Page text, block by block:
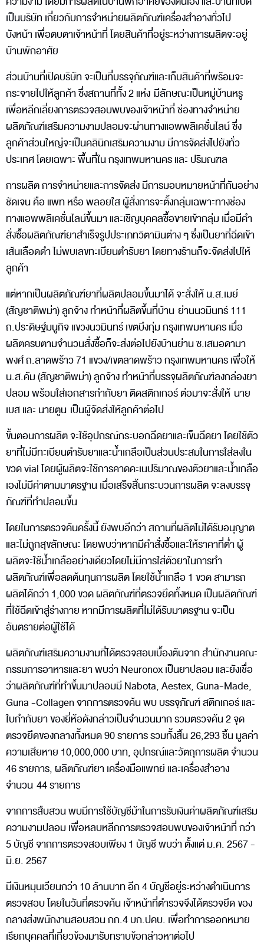
เป็นบริษัท เกี่ยวกับการจำหน่ายผลิตภัณฑ์เครื่องสำอางทั่วไป
บังหน้า เพื่อตบตาเจ้าหน้าที่ โดยสินค้าที่อยู่ระหว่างการผลิตจะอยู่
บ้านพักอาศัย
ส่วนบ้านที่เปิดบริษัท จะเป็นที่บรรจุภัณฑ์และเก็บสินค้าที่พร้อมจะ
กระจายไปให้ลูกค้า ซึ่งสถานที่ทั้ง 2 แห่ง มีลักษณะเป็นหมู่บ้านหรู
เพื่อหลีกเลี่ยงการตรวจสอบพบของเจ้าหน้าที่ ช่องทางจำหน่าย
ผลิตภัณฑ์เสริมความงามปลอมจะผ่านทางแอพพลิเคชั่นไลน์ ซึ่ง
ลูกค้าส่วนใหญ่จะเป็นคลินิกเสริมความงาม มีการจัดส่งไปยังทั่ว
ประเทศ โดยเฉพาะ พื้นที่ใน กรุงเทพมหานคร และ ปริมณฑล
การผลิต การจำหน่ายและการจัดส่ง มีการมอบหมายหน้าที่กันอย่าง
ชัดเจน คือ แพท หรือ พลอยใส ผู้สั่งการจะตั้งกลุ่มเฉพาะทางช่อง
ทางแอพพลิเคชั่นไลน์ขึ้นมา และเชิญบุคคลซื้อขายเข้ากลุ่ม เมื่อมีคำ
สั่งซื้อผลิตภัณฑ์ยาสำเร็จรูปประเภทวิตามินต่าง ๆ ซึ่งเป็นยาที่ฉีดเข้า
เส้นเลือดดำ ไม่พบเลขทะเบียนตำรับยา โดยทางร้านก็จะจัดส่งไปให้
ลูกค้า
แต่หากเป็นผลิตภัณฑ์ยาที่ผลิตปลอมขึ้นมาได้ จะสั่งให้ น.ส.เมย์
(สัญชาติพม่า) ลูกจ้าง ทำหน้าที่ผลิตขึ้นที่บ้าน ย่านนวมินทร์ 111
ถ.ประดิษฐ์มนูกิจ แขวงนวมินทร์ เขตบึงกุ่ม กรุงเทพมหานคร เมื่อ
ผลิตครบตามจำนวนสั่งซื้อก็จะส่งต่อไปยังบ้านย่าน ซ.เสมอดามา
พงศ์ ถ.ลาดพร้าว 71 แขวง/เขตลาดพร้าว กรุงเทพมหานคร เพื่อให้
น.ส.คัม (สัญชาติพม่า) ลูกจ้าง ทำหน้าที่บรรจุผลิตภัณฑ์ลงกล่องยา
ปลอม พร้อมใส่เอกสารกำกับยา ติดสติกเกอร์ ต่อมาจะสั่งให้ นาย
เบส และ นายตูน เป็นผู้จัดส่งให้ลูกค้าต่อไป
ขั้นตอนการผลิต จะใช้อุปกรณ์กระบอกฉีดยาและเข็มฉีดยา โดยใช้ตัว
ยาที่ไม่มีทะเบียนตำรับยาและน้ำเกลือเป็นส่วนประสมในการใส่ลงใน
ขวด vial โดยผู้ผลิตจะใช้การคาดคะเนปริมาณของตัวยาและน้ำเกลือ
เองไม่มีค่าตามมาตรฐาน เมื่อเสร็จสิ้นกระบวนการผลิต จะลงบรรจุ
ภัณฑ์ที่ทำปลอมขึ้น
โดยในการตรวจค้นครั้งนี้ ยังพบอีกว่า สถานที่ผลิตไม่ได้รับอนุญาต
และไม่ถูกสุขลักษณะ โดยพบว่าหากมีคำสั่งซื้อและให้ราคาที่ต่ำ ผู้
ผลิตจะใช้น้ำเกลืออย่างเดียวโดยไม่มีการใส่ตัวยาในการทำ
ผลิตภัณฑ์เพื่อลดต้นทุนการผลิต โดยใช้น้ำเกลือ 1 ขวด สามารถ
ผลิตได้กว่า 1,000 ขวด ผลิตภัณฑ์ที่ตรวจยึดทั้งหมด เป็นผลิตภัณฑ์
ที่ใช้ฉีดเข้าสู่ร่างกาย หากมีการผลิตที่ไม่ได้รับมาตรฐาน จะเป็น
อันตรายต่อผู้ใช้ได้
ผลิตภัณฑ์เสริมความงามที่ได้ตรวจสอบเบื้องต้นจาก สำนักงานคณะ
กรรมการอาหารและยา พบว่า Neuronox เป็นยาปลอม และยังเชื่อ
ว่าผลิตภัณฑ์ที่ทำขึ้นมาปลอมมี Nabota, Aestex, Guna-Made,
Guna -Collagen จากการตรวจค้น พบ บรรจุภัณฑ์ สติกเกอร์ และ
ใบกำกับยา ของยี่ห้อดังกล่าวเป็นจำนวนมาก รวมตรวจค้น 2 จุด
ตรวจยึดของกลางทั้งหมด 90 รายการ รวมทั้งสิ้น 26,293 ชิ้น มูลค่า
ความเสียหาย 10,000,000 บาท, อุปกรณ์และวัตถุการผลิต จำนวน
46 รายการ, ผลิตภัณฑ์ยา เครื่องมือแพทย์ และเครื่องสำอาง
จำนวน 44 รายการ
จากการสืบสวน พบมีการใช้บัญชีม้าในการรับเงินค่าผลิตภัณฑ์เสริม
ความงามปลอม เพื่อหลบหลีกการตรวจสอบพบของเจ้าหน้าที่ กว่า
5 บัญชี จากการตรวจสอบเพียง 1 บัญชี พบว่า ตั้งแต่ ม.ค. 2567 -
มิ.ย. 2567
มีเงินหมุนเวียนกว่า 10 ล้านบาท อีก 4 บัญชีอยู่ระหว่างดำเนินการ
ตรวจสอบ โดยในวันที่ตรวจค้น เจ้าหน้าที่ตำรวจจึงได้ตรวจยึด ของ
กลางส่งพนักงานสอบสวน กก.4 บก.ปคบ. เพื่อทำการออกหมาย
เรียกบุคคลที่เกี่ยวข้องมารับทราบข้อกล่าวหาต่อไป